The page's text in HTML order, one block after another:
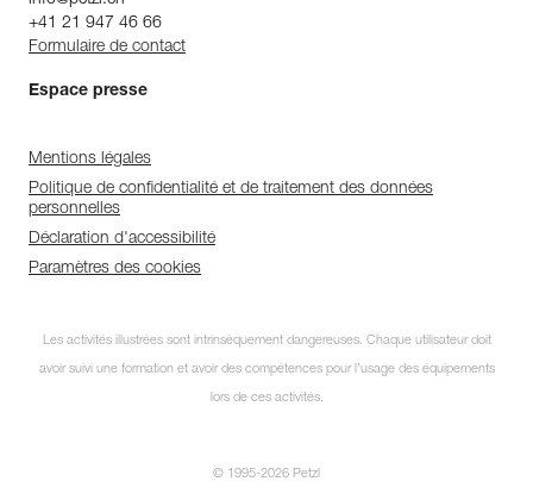
+41 21 947 46 66
Formulaire de contact
Espace presse
Mentions légales
Politique de confidentialité et de traitement des données
personnelles
Déclaration d'accessibilité
Paramètres des cookies
Les activités illustrées sont intrinsèquement dangereuses. Chaque utilisateur doit
avoir suivi une formation et avoir des compétences pour l’usage des équipements
lors de ces activités.
© 1995-2026 Petzl